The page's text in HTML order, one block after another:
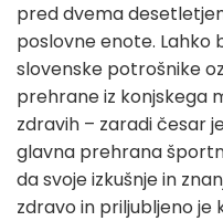
pred dvema
poslovne enote. Lahko
slovenske potrošnike
prehrane iz konjskega
zdravih – zaradi česar
glavna prehrana
da svoje izkušnje in
zdravo in priljubljeno je